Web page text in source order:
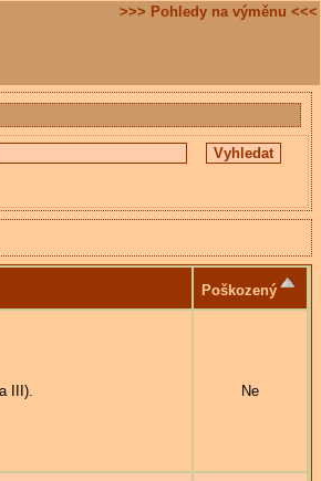
>>> Pohledy na výměnu <<<
Poškozený
III). Ne